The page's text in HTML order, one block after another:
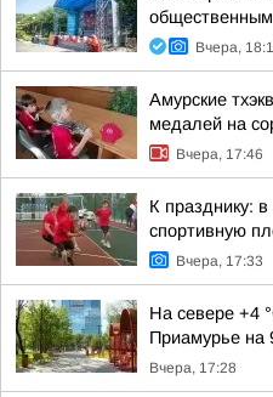
Вчера,
Амурские
медалей на
Вчера, 17:46
К празднику:
спортивную
Вчера, 17:33
На севере +4
Приамурье на
Вчера, 17:28